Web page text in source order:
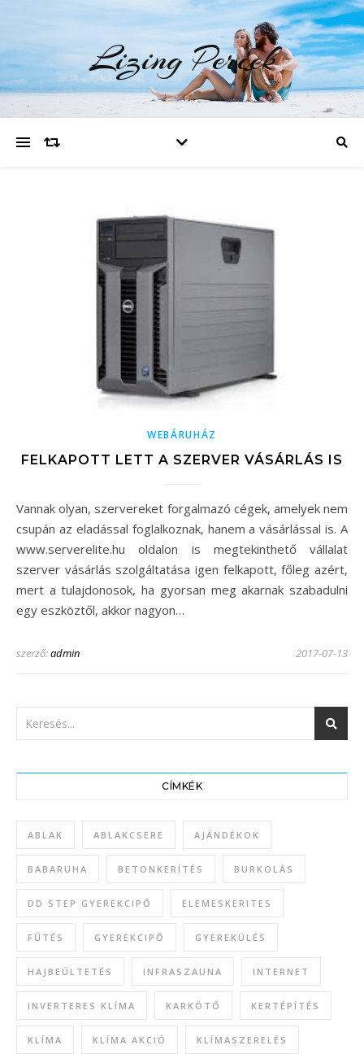
Lizing Percek
WEBÁRUHÁZ
FELKAPOTT LETT A SZERVER VÁSÁRLÁS IS
Vannak olyan, szervereket forgalmazó cégek, amelyek nem
csupán az eladással foglalkoznak, hanem a vásárlással is. A
www.serverelite.hu oldalon is megtekinthető vállalat
szerver vásárlás szolgáltatása igen felkapott, főleg azért,
mert a tulajdonosok, ha gyorsan meg akarnak szabadulni
egy eszköztől, akkor nagyon…
szerző:admin 2017-07-13
CÍMKÉK
ABLAK ABLAKCSERE AJÁNDÉKOK
BABARUHA BETONKERÍTÉS BURKOLÁS
DD STEP GYEREKCIPŐ ELEMESKERITES
FŰTÉS GYEREKCIPŐ GYEREKÜLÉS
HAJBEÜLTETÉS INFRASZAUNA INTERNET
INVERTERES KLÍMA KARKÖTŐ KERTÉPÍTÉS
KLÍMA KLÍMA AKCIÓ KLÍMASZERELÉS